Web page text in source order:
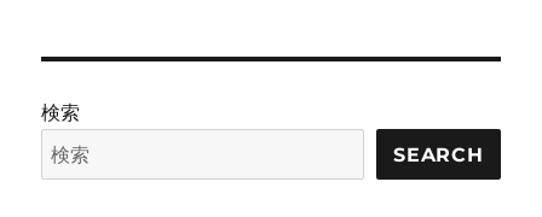
検索
SEARCH